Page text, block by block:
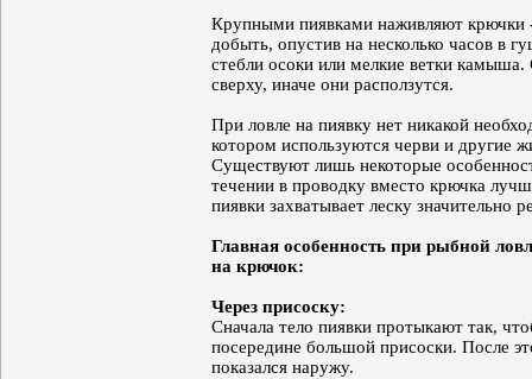
Крупными пиявками наживляют крючки
добыть, опустив на несколько часов в
стебли осоки или мелкие ветки
сверху, иначе они расползутся.
При ловле на пиявку нет никакой
котором используются черви и другие
Существуют лишь некоторые
течении в проводку вместо крючка
пиявки захватывает леску значительно
Главная особенность при рыбной
на крючок:
Через присоску:
Сначала тело пиявки протыкают так,
посередине большой присоски. После
показался наружу.